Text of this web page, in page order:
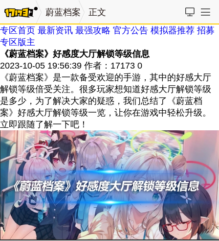
蔚蓝档案
正文
专区首页 最新资讯 最强攻略 官方公告 模拟器推荐 招募
专区版主
《蔚蓝档案》好感度大厅解锁等级信息
2023-10-05 19:56:39 作者：17173 0
《蔚蓝档案》是一款备受欢迎的手游，其中的好感大厅
解锁等级倍受关注。很多玩家想知道好感大厅解锁等级
是多少，为了解决大家的疑惑，我们总结了《蔚蓝档
案》好感大厅解锁等级一览，让你在游戏中轻松升级。
立即跟随了解一下吧！